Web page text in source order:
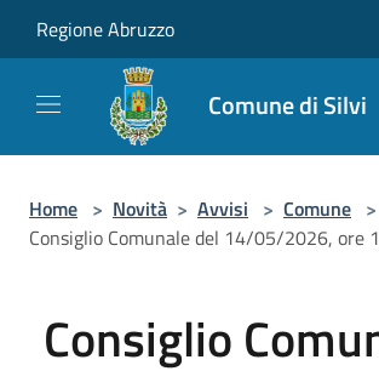
Regione Abruzzo
Comune di Silvi
Home > Novità > Avvisi > Comune >
Consiglio Comunale del 14/05/2026, ore
Consiglio